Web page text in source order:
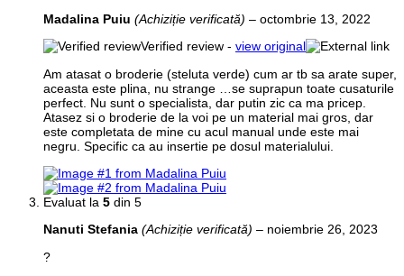
Madalina Puiu (Achiziție verificată) – octombrie 13, 2022
Verified review - view original
Am atasat o broderie (steluta verde) cum ar tb sa arate super,
aceasta este plina, nu strange …se suprapun toate cusaturile
perfect. Nu sunt o specialista, dar putin zic ca ma pricep.
Atasez si o broderie de la voi pe un material mai gros, dar
este completata de mine cu acul manual unde este mai
negru. Specific ca au insertie pe dosul materialului.
Evaluat la 5 din 5
Nanuti Stefania (Achiziție verificată) – noiembrie 26, 2023
?